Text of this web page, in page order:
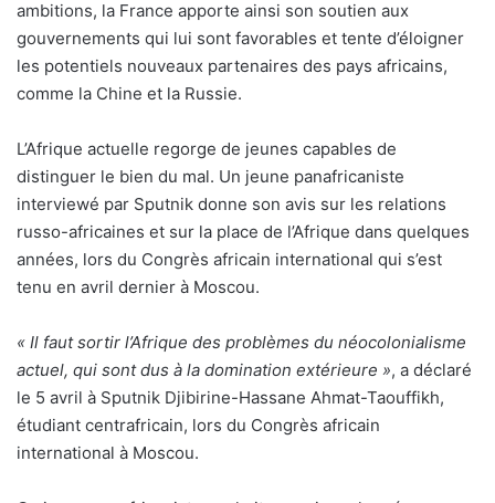
ambitions, la France apporte ainsi son soutien aux
gouvernements qui lui sont favorables et tente d’éloigner
les potentiels nouveaux partenaires des pays africains,
comme la Chine et la Russie.
L’Afrique actuelle regorge de jeunes capables de
distinguer le bien du mal. Un jeune panafricaniste
interviewé par Sputnik donne son avis sur les relations
russo-africaines et sur la place de l’Afrique dans quelques
années, lors du Congrès africain international qui s’est
tenu en avril dernier à Moscou.
« Il faut sortir l’Afrique des problèmes du néocolonialisme
actuel, qui sont dus à la domination extérieure », a déclaré
le 5 avril à Sputnik Djibirine-Hassane Ahmat-Taouffikh,
étudiant centrafricain, lors du Congrès africain
international à Moscou.